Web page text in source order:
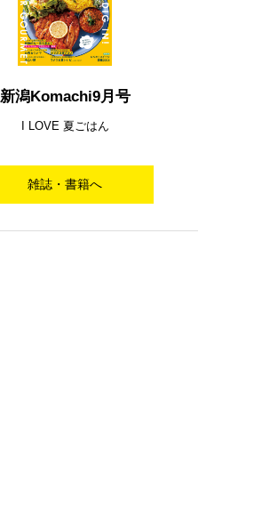
新潟Komachi9月号
I LOVE 夏ごはん
雑誌・書籍へ